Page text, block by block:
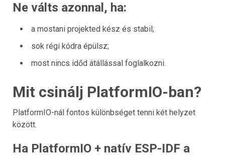
Ne válts azonnal, ha:
a mostani projekted kész és stabil;
sok régi kódra épülsz;
most nincs időd átállással foglalkozni.
Mit csinálj PlatformIO-ban?
PlatformIO-nál fontos különbséget tenni két helyzet
között.
Ha PlatformIO + natív ESP-IDF a